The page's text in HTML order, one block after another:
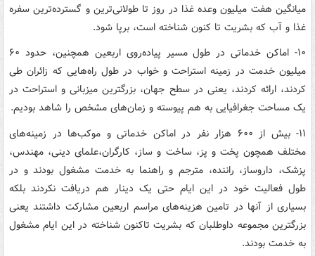
میانگین هفت میلیون وعده غذا در روز تا طولانی‌ترین و گسترده‌ترین سفره
غذا و آب که بشریت تا کنون شناخته است، برپا شود.
۱۰- اماکن خدماتی در طول مسیر پیاده‌روی اربعین همچنین، حدود ۶۰
میلیون خدمت در زمینه استراحت و خواب در طول راه‌هایی که زائران طی
کردند، ارائه کردند، یعنی در سطح جهان، بزرگترین میزبانی و استراحت در
یک مساحت جغرافیایی به هم پیوسته و زمان‌های مشخص را شاهد بودیم.
۱۱- بیش از ۶۰۰ هزار نفر در اماکن خدماتی و موکب‌ها در زمینه‌های
مختلف همچون پخت و پز، ساخت و ساز، کارگران،علمای دینی، مهندس،
پزشک، داروساز، راننده، مترجم و راهنما به خدمت مشغول بودند و در
طول فعالیت‌ خود در این ایام حتی یک دینار هم دریافت نکردند بلکه
بسیاری از آنها در تامین هزینه‌های مراسم اربعین مشارکت داشتند یعنی
بزرگترین مجموعه داوطلبان که بشریت تاکنون شناخته در این ایام مشغول
به خدمت بودند.